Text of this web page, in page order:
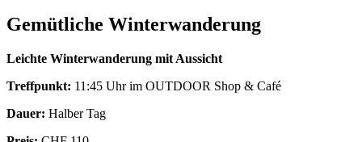
Gemütliche Winterwanderung
Leichte Winterwanderung mit Aussicht
Treffpunkt: 11:45 Uhr im OUTDOOR Shop & Café
Dauer: Halber Tag